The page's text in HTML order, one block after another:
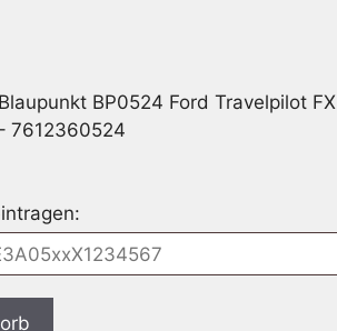
BP0524 Ford Travelpilot FX
7612360524